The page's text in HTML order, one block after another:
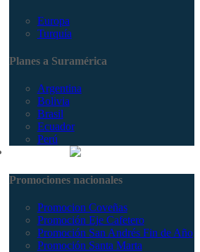
Europa
Turquía
Planes a Suramérica
Argentina
Bolivia
Brasil
Ecuador
Perú
Promociones nacionales
Promocion Coveñas
Promoción Eje Cafetero
Promoción San Andrés Fin de Año
Promoción Santa Marta